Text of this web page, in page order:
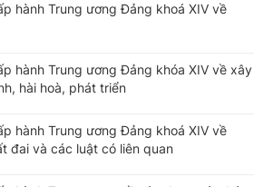
hành Trung ương Đảng khoá XIV về
hành Trung ương Đảng khóa XIV về xây
hài hoà, phát triển
hành Trung ương Đảng khoá XIV về
đai và các luật có liên quan